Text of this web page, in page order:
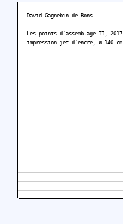
David Gagnebin-de Bons
Les points d’assemblage II, 2017
impression jet d’encre, ø 140 cm